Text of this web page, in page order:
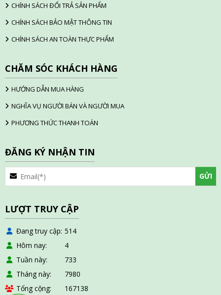
CHÍNH SÁCH ĐỔI TRẢ SẢN PHẨM
CHÍNH SÁCH BẢO MẬT THÔNG TIN
CHÍNH SÁCH AN TOÀN THỰC PHẨM
CHĂM SÓC KHÁCH HÀNG
HƯỚNG DẪN MUA HÀNG
NGHĨA VỤ NGƯỜI BÁN VÀ NGƯỜI MUA
PHƯƠNG THỨC THANH TOÁN
ĐĂNG KÝ NHẬN TIN
LƯỢT TRUY CẬP
Đang truy cập 514
Hôm nay
4
Tuần này
733
Tháng này
7980
Tổng cộng
167138